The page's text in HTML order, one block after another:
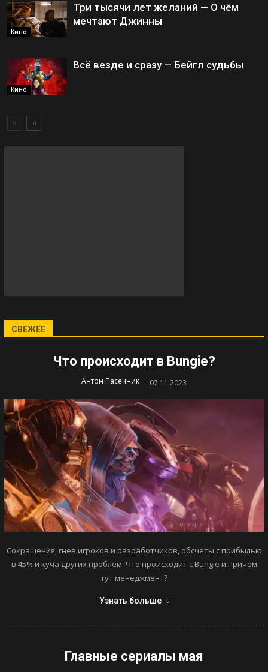
Кино
Три тысячи лет желаний — О чём
мечтают Джинны
Кино
Всё везде и сразу — Бейгл судьбы
СВЕЖЕЕ
Что происходит в Bungie?
Антон Пасечник - 07.11.2023
Сокращения, гнев игроков и разработчиков, обсчеты с прибылью
в 45% и куча других проблем. Что происходит с Bungie и причем
тут менеджмент?
Узнать больше
Главные сериалы мая